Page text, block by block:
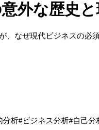
外な歴史
、なぜ現代ビジネスの必
分析#ビジネス分析#自己分